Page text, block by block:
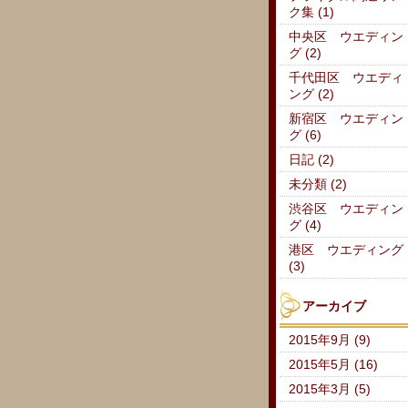
ク集 (1)
中央区 ウエディン
グ (2)
千代田区 ウエディ
ング (2)
新宿区 ウエディン
グ (6)
日記 (2)
未分類 (2)
渋谷区 ウエディン
グ (4)
港区 ウエディング
(3)
アーカイブ
2015年9月 (9)
2015年5月 (16)
2015年3月 (5)